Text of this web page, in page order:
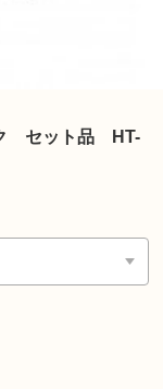
セット品 HT-